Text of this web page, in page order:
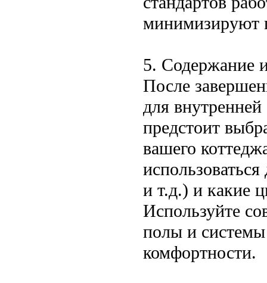
минимизируют
5. Содержание
После
для
предстоит
вашего
и т.д.) и какие
Используйте
полы и
комфортности.